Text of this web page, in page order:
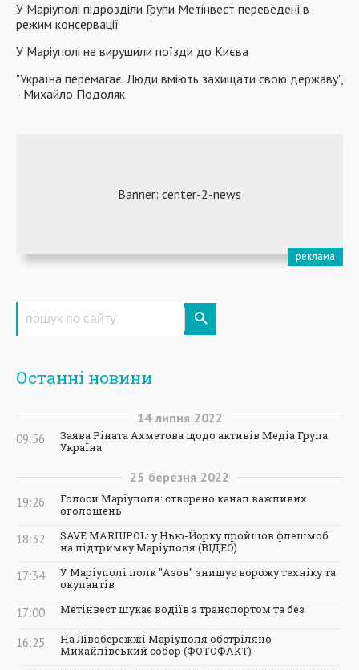
У Маріуполі підрозділи Групи Метінвест переведені в
режим консервації
У Маріуполі не вирушили поїзди до Києва
"Україна перемагає. Люди вміють захищати свою державу",
- Михайло Подоляк
Останні новини
14 липня 2022
09:56
Заява Ріната Ахметова щодо активів Медіа Група
Україна
25 березня 2022
19:26
Голоси Маріуполя: створено канал важливих
оголошень
18:32
SAVE MARIUPOL: у Нью-Йорку пройшов флешмоб
на підтримку Маріуполя (ВІДЕО)
17:34
У Маріуполі полк "Азов" знищує ворожу техніку та
окупантів
17:00 Метінвест шукає водіїв з транспортом та без
16:25
На Лівобережжі Маріуполя обстріляно
Михайлівський собор (ФОТОФАКТ)